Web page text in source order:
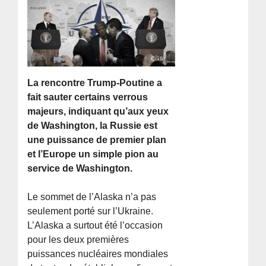
La rencontre Trump-Poutine a
fait sauter certains verrous
majeurs, indiquant qu’aux yeux
de Washington, la Russie est
une puissance de premier plan
et l’Europe un simple pion au
service de Washington.
Le sommet de l’Alaska n’a pas
seulement porté sur l’Ukraine.
L’Alaska a surtout été l’occasion
pour les deux premières
puissances nucléaires mondiales